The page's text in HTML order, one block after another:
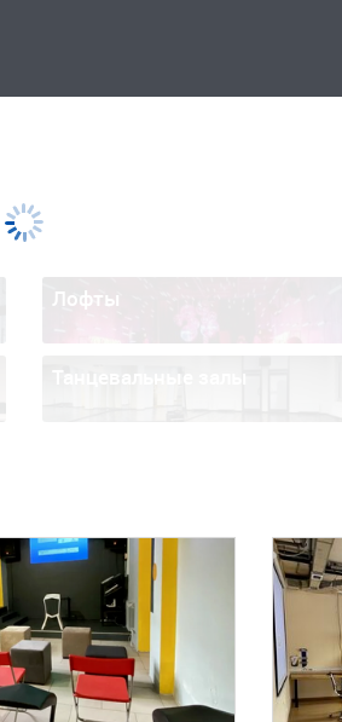
Лофты
Танцевальные залы